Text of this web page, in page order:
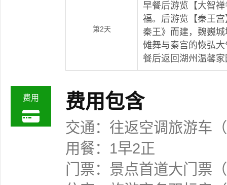
第2天
早餐后游览【大智
福。后游览【秦王
秦王》而建，魏巍
傩舞与秦宫的恢弘
餐后返回湖州温馨
费用 费用包含
交通：往返空调旅游车
用餐：1早2正
门票：景点首道大门票